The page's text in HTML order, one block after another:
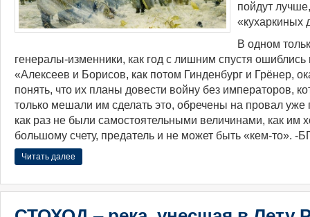
пойдут
«кухаркиных
В одном
генералы-изменники, как год с лишним спустя
«Алексеев и Борисов, как потом Гинденбург и Грёнер,
понять, что их планы довести войну без императоров,
только мешали им сделать это, обречены на провал уже
как раз не были самостоятельными величинами, как им
большому счету, предатель и не может быть «кем-то». -
Читать далее